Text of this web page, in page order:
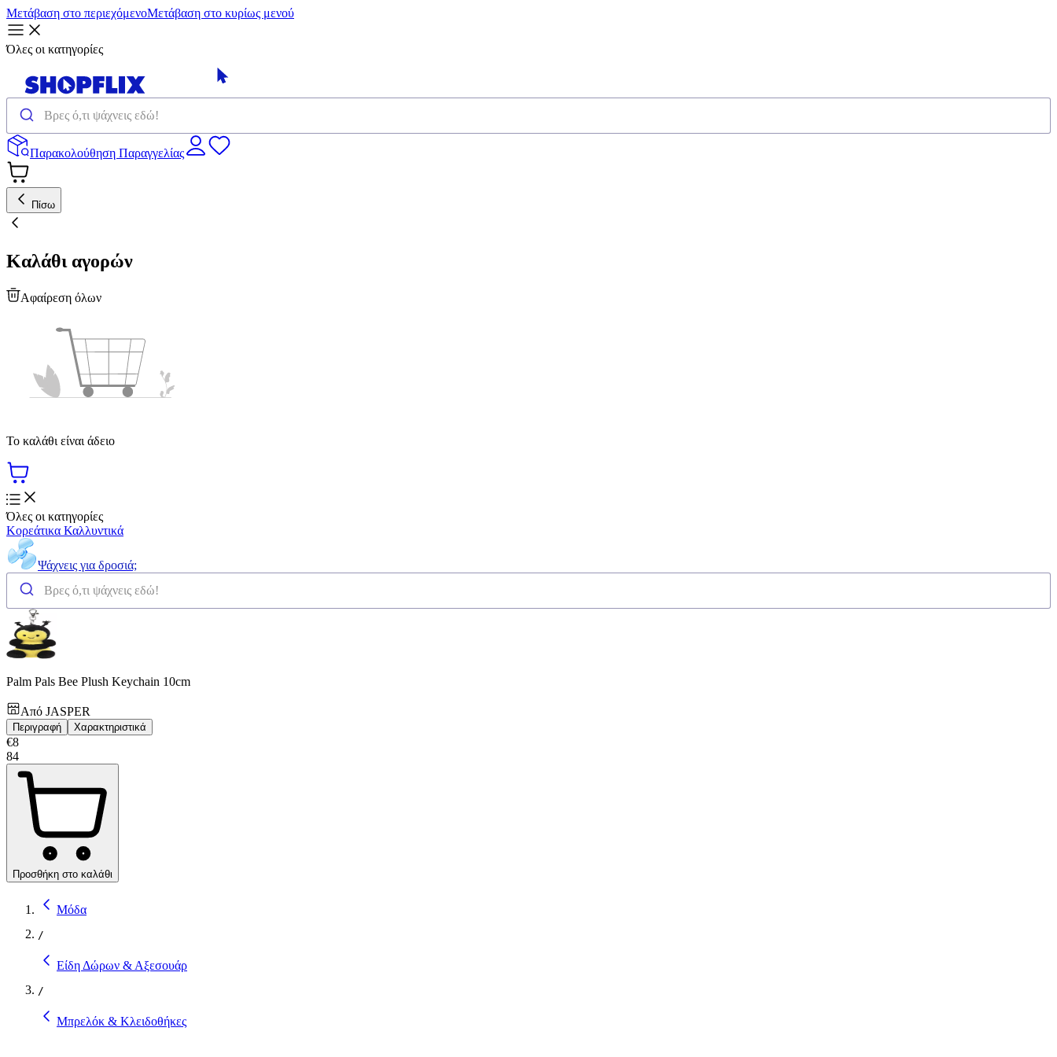
Μετάβαση στο περιεχόμενοΜετάβαση στο κυρίως μενού
Όλες οι κατηγορίες
Παρακολούθηση Παραγγελίας
Πίσω
Καλάθι αγορών
Αφαίρεση όλων
Το καλάθι είναι άδειο
Όλες οι κατηγορίες
Κορεάτικα Καλλυντικά
Ψάχνεις για δροσιά;
Palm Pals Bee Plush Keychain 10cm
Από JASPER
Περιγραφή Χαρακτηριστικά
€8
84
Προσθήκη στο καλάθι
Μόδα
/
Είδη Δώρων & Αξεσουάρ
/
Μπρελόκ & Κλειδοθήκες